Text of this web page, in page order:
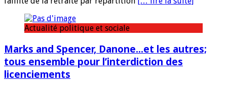
Actualité politique et sociale
Marks and Spencer, Danone…et les autres;
tous ensemble pour l’interdiction des
licenciements